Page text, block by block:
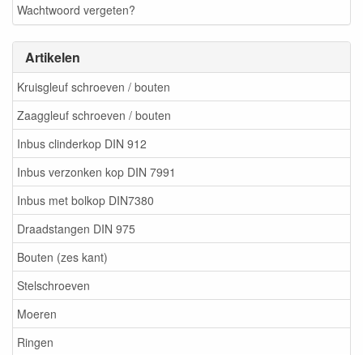
Wachtwoord vergeten?
Artikelen
Kruisgleuf schroeven / bouten
Zaaggleuf schroeven / bouten
Inbus clinderkop DIN 912
Inbus verzonken kop DIN 7991
Inbus met bolkop DIN7380
Draadstangen DIN 975
Bouten (zes kant)
Stelschroeven
Moeren
Ringen